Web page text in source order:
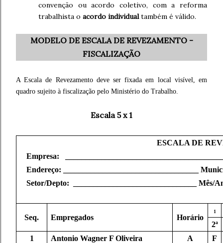
convenção ou acordo coletivo, com a reforma
trabalhista o acordo individualtambém é válido.
MODELO DE ESCALA DE REVEZAMENTO -
FISCALIZAÇÃO
A Escala de Revezamento deve ser fixada em local visível, em
quadro sujeito à fiscalização pelo Ministério do Trabalho.
Escala 5 x 1
ESCALA DE
Empresa:
Endereço: __________________________________
Setor/Depto:
Mês/
Seq. Empregados Horário
1
2ª
1
Antonio Wagner F Oliveira A
F